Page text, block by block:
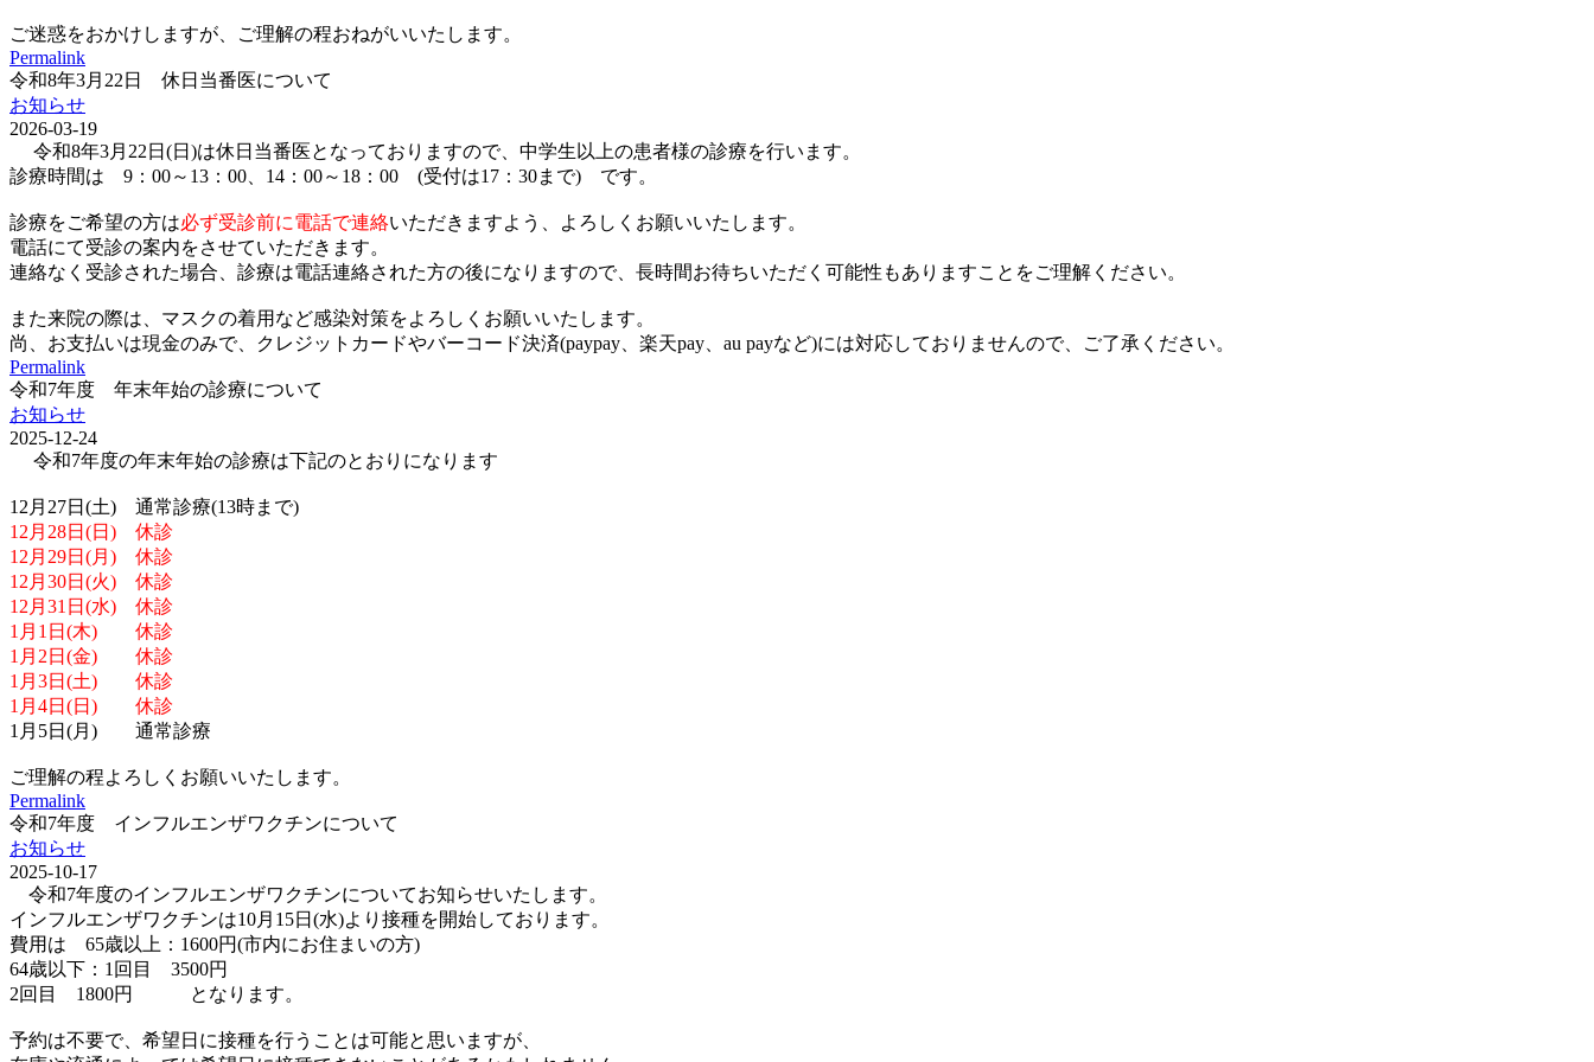
ご迷惑をおかけしますが、ご理解の程おねがいいたします。
Permalink
令和8年3月22日 休日当番医について
お知らせ
2026-03-19
令和8年3月22日(日)は休日当番医となっておりますので、中学生以上の患者様の診療を行います。
診療時間は 9：00～13：00、14：00～18：00 (受付は17：30まで) です。
診療をご希望の方は必ず受診前に電話で連絡いただきますよう、よろしくお願いいたします。
電話にて受診の案内をさせていただきます。
連絡なく受診された場合、診療は電話連絡された方の後になりますので、長時間お待ちいただく可能性もありますことをご理解ください。
また来院の際は、マスクの着用など感染対策をよろしくお願いいたします。
尚、お支払いは現金のみで、クレジットカードやバーコード決済(paypay、楽天pay、au payなど)には対応しておりませんので、ご了承ください。
Permalink
令和7年度 年末年始の診療について
お知らせ
2025-12-24
令和7年度の年末年始の診療は下記のとおりになります
12月27日(土) 通常診療(13時まで)
12月28日(日) 休診
12月29日(月) 休診
12月30日(火) 休診
12月31日(水) 休診
1月1日(木) 休診
1月2日(金) 休診
1月3日(土) 休診
1月4日(日) 休診
1月5日(月) 通常診療
ご理解の程よろしくお願いいたします。
Permalink
令和7年度 インフルエンザワクチンについて
お知らせ
2025-10-17
令和7年度のインフルエンザワクチンについてお知らせいたします。
インフルエンザワクチンは10月15日(水)より接種を開始しております。
費用は 65歳以上：1600円(市内にお住まいの方)
64歳以下：1回目 3500円
2回目 1800円 となります。
予約は不要で、希望日に接種を行うことは可能と思いますが、